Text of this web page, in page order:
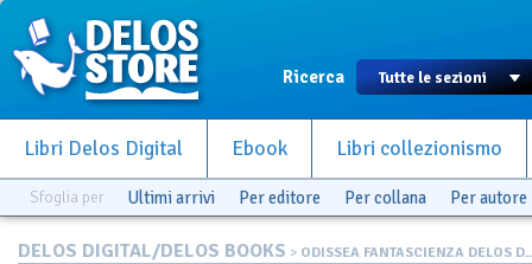
Ricerca
Libri Delos Digital Ebook Libri collezionismo
Sfoglia per Ultimi arrivi Per editore Per collana Per autore
DELOS DIGITAL/DELOS BOOKS > ODISSEA FANTASCIENZA DELOS